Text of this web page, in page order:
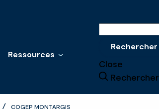
Ressources
Rechercher
Close
Rechercher
COGEP MONTARGIS